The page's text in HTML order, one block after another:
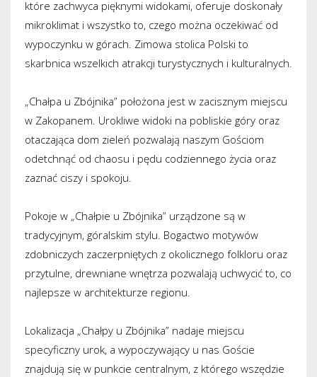
które zachwyca pięknymi widokami, oferuje doskonały
mikroklimat i wszystko to, czego można oczekiwać od
wypoczynku w górach. Zimowa stolica Polski to
skarbnica wszelkich atrakcji turystycznych i kulturalnych.
„Chałpa u Zbójnika” położona jest w zacisznym miejscu
w Zakopanem. Urokliwe widoki na pobliskie góry oraz
otaczająca dom zieleń pozwalają naszym Gościom
odetchnąć od chaosu i pędu codziennego życia oraz
zaznać ciszy i spokoju.
Pokoje w „Chałpie u Zbójnika” urządzone są w
tradycyjnym, góralskim stylu. Bogactwo motywów
zdobniczych zaczerpniętych z okolicznego folkloru oraz
przytulne, drewniane wnętrza pozwalają uchwycić to, co
najlepsze w architekturze regionu.
Lokalizacja „Chałpy u Zbójnika” nadaje miejscu
specyficzny urok, a wypoczywający u nas Goście
znajdują się w punkcie centralnym, z którego wszędzie